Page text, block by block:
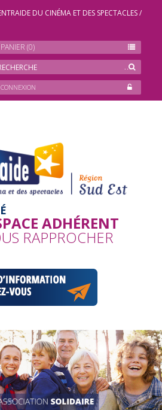
DU CINÉMA ET DES SPECTACLES /
PANIER (0)
CONNEXION
ADHÉRENT
RAPPROCHER